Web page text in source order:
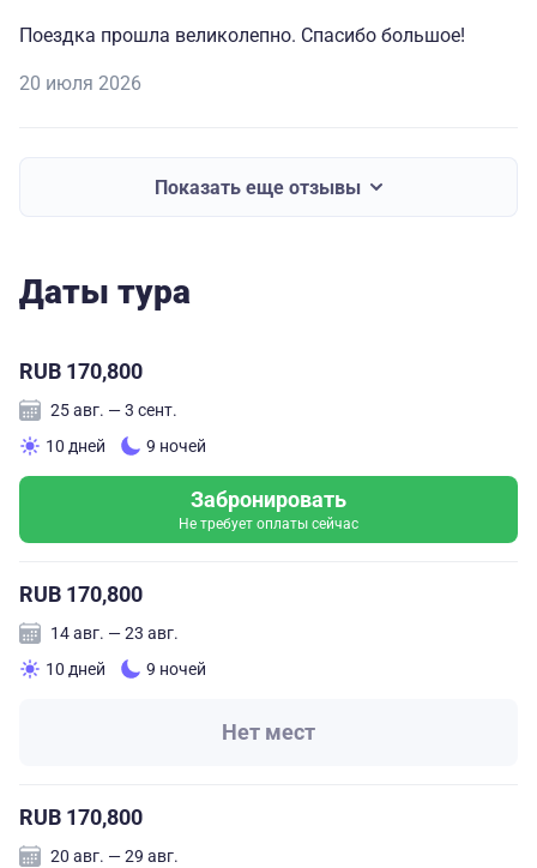
Поездка прошла великолепно. Спасибо большое!
20 июля 2026
Показать еще отзывы
Даты тура
RUB 170,800
25 авг. — 3 сент.
10 дней
9 ночей
Забронировать
Не требует оплаты сейчас
RUB 170,800
14 авг. — 23 авг.
10 дней
9 ночей
Нет мест
RUB 170,800
20 авг. — 29 авг.